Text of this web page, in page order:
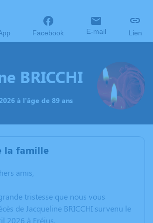
Facebook E-mail Lien
BRICCHI
à l'âge de 89 ans
la famille
amis,
tristesse que nous vous
de Jacqueline BRICCHI survenu le
2026 à Fréjus.